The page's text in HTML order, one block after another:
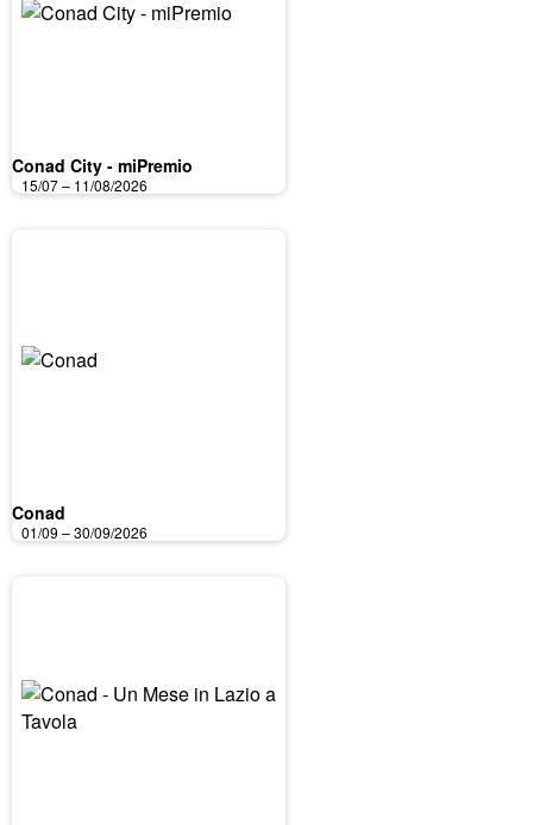
Conad City - miPremio
15/07 – 11/08/2026
Conad
01/09 – 30/09/2026